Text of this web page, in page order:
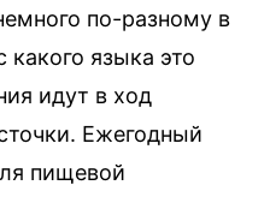
по-разному в
какого языка это
идут в ход
Ежегодный
пищевой